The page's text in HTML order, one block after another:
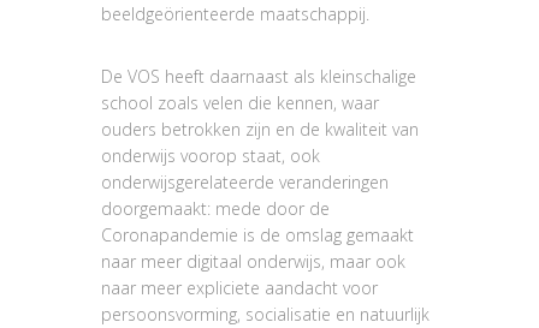
beeldgeörienteerde maatschappij.
De VOS heeft daarnaast als kleinschalige
school zoals velen die kennen, waar
ouders betrokken zijn en de kwaliteit van
onderwijs voorop staat, ook
onderwijsgerelateerde veranderingen
doorgemaakt: mede door de
Coronapandemie is de omslag gemaakt
naar meer digitaal onderwijs, maar ook
naar meer expliciete aandacht voor
persoonsvorming, socialisatie en natuurlijk